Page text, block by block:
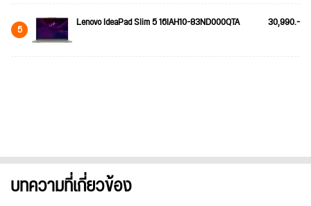
5 Lenovo IdeaPad Slim 5 16IAH10-83ND000QTA 30,990.-
บทความที่เกี่ยวข้อง